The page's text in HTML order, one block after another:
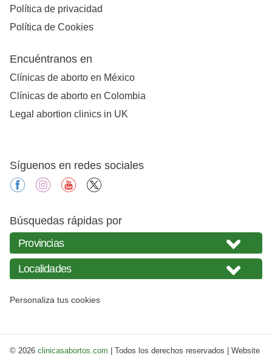
Política de privacidad
Política de Cookies
Encuéntranos en
Clínicas de aborto en México
Clínicas de aborto en Colombia
Legal abortion clinics in UK
Síguenos en redes sociales
facebookinstagramyoutube
Búsquedas rápidas por
Personaliza tus cookies
© 2026 clinicasabortos.com | Todos los derechos reservados | Website